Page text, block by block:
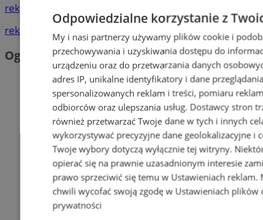
reklama
reklama
Ogłoszenia
Odpowiedzialne korzystanie z
My i nasi partnerzy używamy plików cookie i
przechowywania i uzyskiwania dostępu do
urządzeniu oraz do przetwarzania danych
adres IP, unikalne identyfikatory i dane
spersonalizowanych reklam i treści, pomiaru
odbiorców oraz ulepszania usług. Dostawcy stron
również przetwarzać Twoje dane w tych i innych
wykorzystywać precyzyjne dane geolokalizacyjne i
Twoje wybory dotyczą wyłącznie tej witryny.
opierać się na prawnie uzasadnionym interesie
prawo sprzeciwić się temu w Ustawieniach reklam.
chwili wycofać swoją zgodę w Ustawieniach plików
prywatności